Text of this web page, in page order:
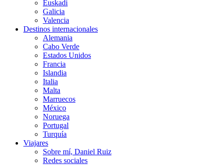
Euskadi
Galicia
Valencia
Destinos internacionales
Alemania
Cabo Verde
Estados Unidos
Francia
Islandia
Italia
Malta
Marruecos
México
Noruega
Portugal
Turquía
Viajares
Sobre mí, Daniel Ruiz
Redes sociales